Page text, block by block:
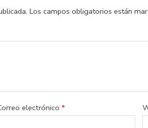
Los campos obligatorios están
electrónico*